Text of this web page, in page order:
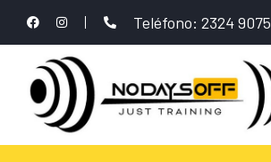
Teléfono: 2324 9075